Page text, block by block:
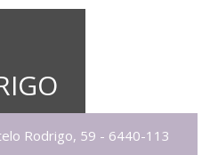
Rodrigo, 59 - 6440-113